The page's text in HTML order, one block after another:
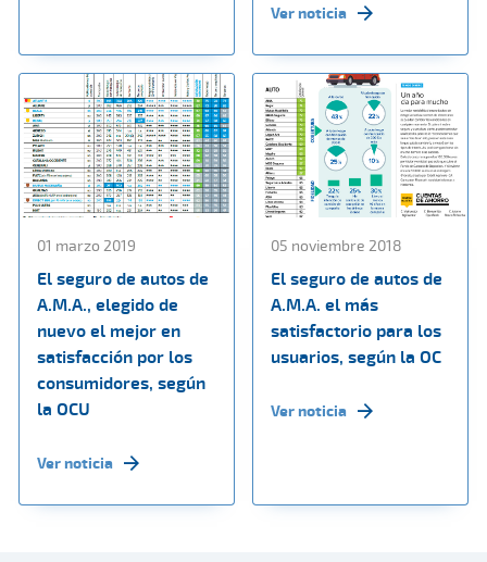
Ver noticia
01 marzo 2019
El seguro de autos de
A.M.A., elegido de
nuevo el mejor en
satisfacción por los
consumidores, según
la OCU
Ver noticia
05 noviembre 2018
El seguro de autos de
A.M.A. el más
satisfactorio para los
usuarios, según la OC
Ver noticia